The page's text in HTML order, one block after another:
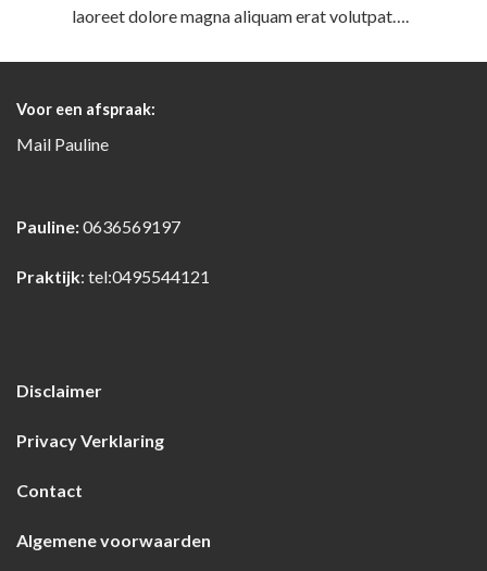
laoreet dolore magna aliquam erat volutpat….
Voor een afspraak:
Mail Pauline
Pauline:0636569197
Praktijk: tel:0495544121
Disclaimer
Privacy Verklaring
Contact
Algemene voorwaarden